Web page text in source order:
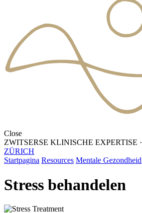
Close
ZWITSERSE KLINISCHE EXPERTISE ·
ZÜRICH
Startpagina Resources Mentale Gezondheid
Stress behandelen